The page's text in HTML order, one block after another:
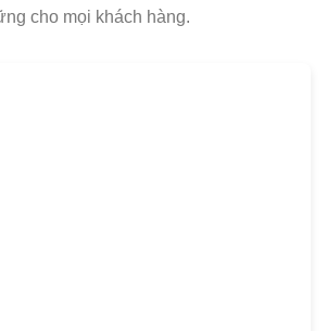
cho mọi khách hàng.